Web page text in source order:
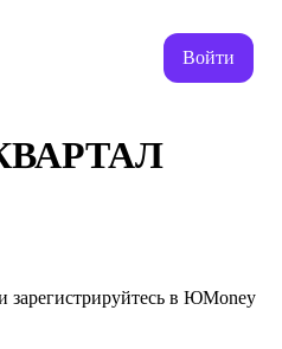
Войти
зарегистрируйтесь в ЮMoney